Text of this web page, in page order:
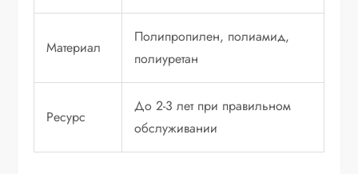
Материал
Полипропилен, полиамид,
полиуретан
Ресурс
До 2-3 лет при правильном
обслуживании